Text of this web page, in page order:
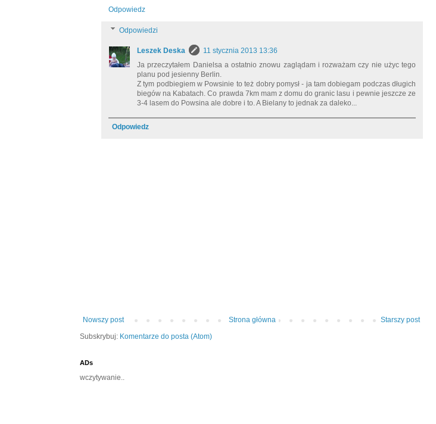
Odpowiedz
Odpowiedzi
Leszek Deska
11 stycznia 2013 13:36
Ja przeczytałem Danielsa a ostatnio znowu zaglądam i rozważam czy nie użyc tego
planu pod jesienny Berlin.
Z tym podbiegiem w Powsinie to też dobry pomysł - ja tam dobiegam podczas długich
biegów na Kabatach. Co prawda 7km mam z domu do granic lasu i pewnie jeszcze ze
3-4 lasem do Powsina ale dobre i to. A Bielany to jednak za daleko...
Odpowiedz
Nowszy post Starszy post
Strona główna
Subskrybuj: Komentarze do posta (Atom)
ADs
wczytywanie..